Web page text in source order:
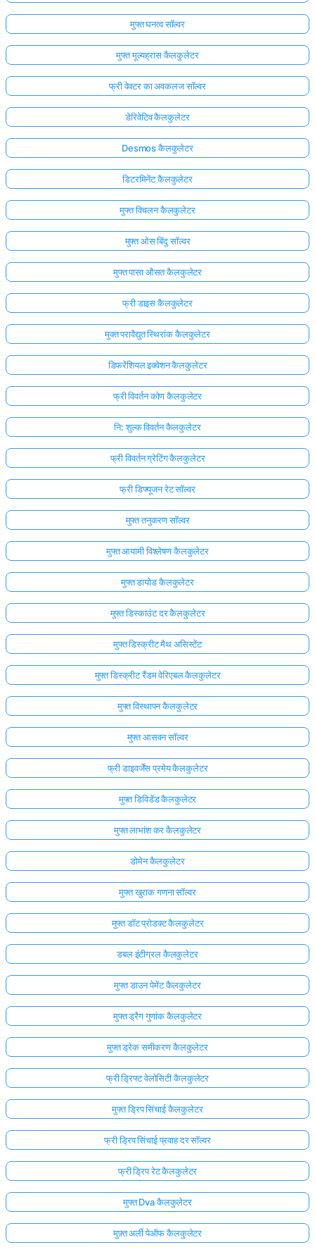
यहाँ
इन
मुफ्त घनत्व सॉल्वर
मुफ्त मूल्यह्रास कैलकुलेटर
फ्री वेक्टर का अवकलज सॉल्वर
डेरिवेटिव कैलकुलेटर
Desmos कैलकुलेटर
डिटरमिनेंट कैलकुलेटर
मुफ्त विचलन कैलकुलेटर
मुफ्त ओस बिंदु सॉल्वर
मुफ्त पासा औसत कैलकुलेटर
फ्री डाइस कैलकुलेटर
मुक्त परावैद्युत स्थिरांक कैलकुलेटर
डिफरेंशियल इक्वेशन कैलकुलेटर
फ्री विवर्तन कोण कैलकुलेटर
नि: शुल्क विवर्तन कैलकुलेटर
फ्री विवर्तन ग्रेटिंग कैलकुलेटर
फ्री डिफ्यूजन रेट सॉल्वर
मुफ्त तनुकरण सॉल्वर
मुफ्त आयामी विश्लेषण कैलकुलेटर
मुफ्त डायोड कैलकुलेटर
मुफ्त डिस्काउंट दर कैलकुलेटर
मुफ्त डिस्क्रीट मैथ असिस्टेंट
मुफ्त डिस्क्रीट रैंडम वेरिएबल कैलकुलेटर
मुफ्त विस्थापन कैलकुलेटर
मुफ्त आसवन सॉल्वर
फ्री डाइवर्जेंस प्रमेय कैलकुलेटर
मुफ्त डिविडेंड कैलकुलेटर
मुफ्त लाभांश कर कैलकुलेटर
डोमेन कैलकुलेटर
मुफ्त खुराक गणना सॉल्वर
मुफ्त डॉट प्रोडक्ट कैलकुलेटर
डबल इंटीग्रल कैलकुलेटर
मुफ्त डाउन पेमेंट कैलकुलेटर
मुफ्त ड्रैग गुणांक कैलकुलेटर
मुफ्त ड्रेक समीकरण कैलकुलेटर
फ्री ड्रिफ्ट वेलोसिटी कैलकुलेटर
मुफ्त ड्रिप सिंचाई कैलकुलेटर
फ्री ड्रिप सिंचाई प्रवाह दर सॉल्वर
फ्री ड्रिप रेट कैलकुलेटर
मुफ्त Dva कैलकुलेटर
मुफ़्त अर्ली पेऑफ कैलकुलेटर